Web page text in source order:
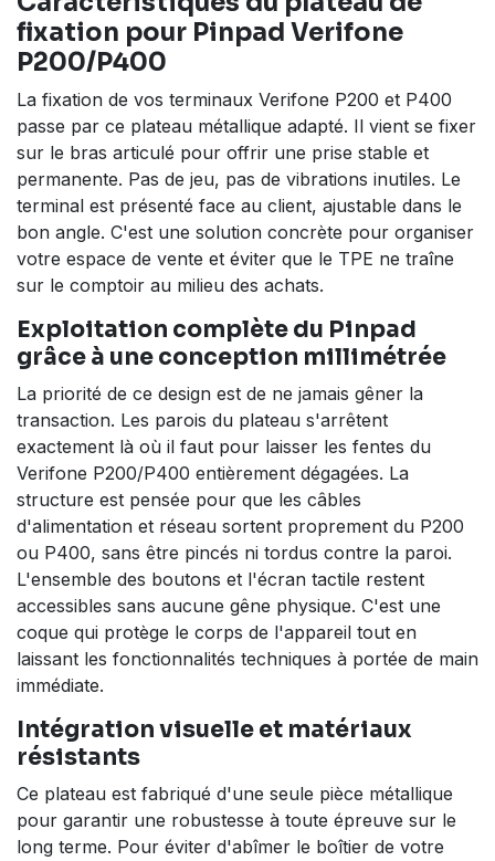
fixation pour Pinpad Verifone
P200/P400
La fixation de vos terminaux Verifone P200 et P400
passe par ce plateau métallique adapté. Il vient se fixer
sur le bras articulé pour offrir une prise stable et
permanente. Pas de jeu, pas de vibrations inutiles. Le
terminal est présenté face au client, ajustable dans le
bon angle. C'est une solution concrète pour organiser
votre espace de vente et éviter que le TPE ne traîne
sur le comptoir au milieu des achats.
Exploitation complète du Pinpad
grâce à une conception millimétrée
La priorité de ce design est de ne jamais gêner la
transaction. Les parois du plateau s'arrêtent
exactement là où il faut pour laisser les fentes du
Verifone P200/P400 entièrement dégagées. La
structure est pensée pour que les câbles
d'alimentation et réseau sortent proprement du P200
ou P400, sans être pincés ni tordus contre la paroi.
L'ensemble des boutons et l'écran tactile restent
accessibles sans aucune gêne physique. C'est une
coque qui protège le corps de l'appareil tout en
laissant les fonctionnalités techniques à portée de main
immédiate.
Intégration visuelle et matériaux
résistants
Ce plateau est fabriqué d'une seule pièce métallique
pour garantir une robustesse à toute épreuve sur le
long terme. Pour éviter d'abîmer le boîtier de votre